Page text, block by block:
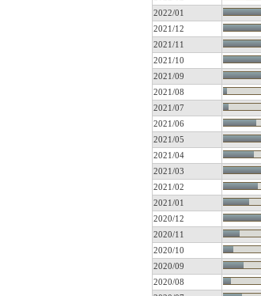
2022/01
2021/12
2021/11
2021/10
2021/09
2021/08
2021/07
2021/06
2021/05
2021/04
2021/03
2021/02
2021/01
2020/12
2020/11
2020/10
2020/09
2020/08